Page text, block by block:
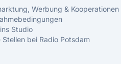
Werbung & Kooperationen
Studio
Stellen bei Radio Potsdam